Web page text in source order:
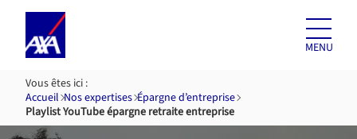
Aller au
contenu
MENU
Vous êtes ici :
Accueil Nos expertises Épargne d’entreprise
Playlist YouTube épargne retraite entreprise